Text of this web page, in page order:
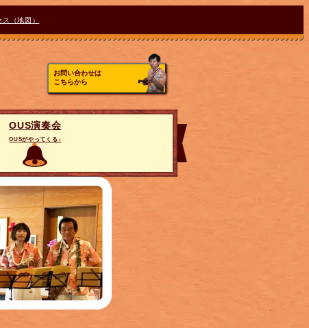
ス（地図）
お問い合わせは
こちらから
OUS演奏会
OUSがやってくる♪